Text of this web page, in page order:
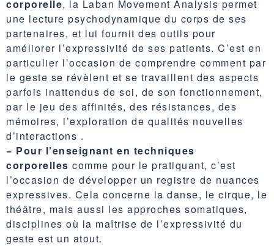
corporelle, la Laban Movement Analysis permet
une lecture psychodynamique du corps de ses
partenaires, et lui fournit des outils pour
améliorer l’expressivité de ses patients. C’est en
particulier l’occasion de comprendre comment par
le geste se révèlent et se travaillent des aspects
parfois inattendus de soi, de son fonctionnement,
par le jeu des affinités, des résistances, des
mémoires, l’exploration de qualités nouvelles
d’interactions .
− Pour l’enseignant en techniques
corporelles comme pour le pratiquant, c’est
l’occasion de développer un registre de nuances
expressives. Cela concerne la danse, le cirque, le
théâtre, mais aussi les approches somatiques,
disciplines où la maîtrise de l’expressivité du
geste est un atout.